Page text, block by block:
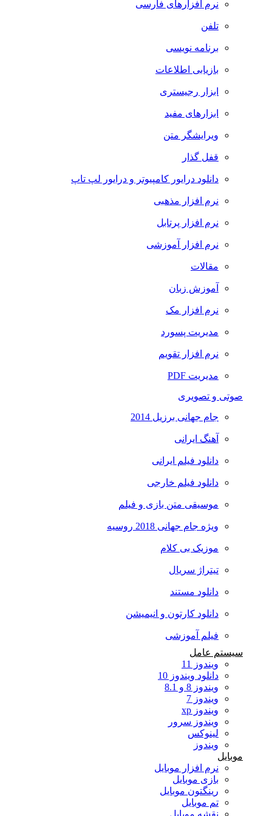
نرم افزارهای فارسی
تلفن
برنامه نویسی
بازیابی اطلاعات
ابزار رجیستری
ابزارهای مفید
ویرایشگر متن
قفل گذار
دانلود درایور کامپیوتر و درایور لپ تاپ
نرم افزار مذهبی
نرم افزار پرتابل
نرم افزار آموزشی
مقالات
آموزش زبان
نرم افزار مک
مدیریت پسورد
نرم افزار تقویم
مدیریت PDF
صوتی و تصویری
جام جهانی برزیل 2014
آهنگ ایرانی
دانلود فیلم ایرانی
دانلود فیلم خارجی
موسیقی متن بازی و فیلم
ویژه جام جهانی 2018 روسیه
موزیک بی کلام
تیتراژ سریال
دانلود مستند
دانلود کارتون و انیمیشن
فیلم آموزشی
سیستم عامل
ویندوز 11
دانلود ویندوز 10
ویندوز 8 و 8.1
ویندوز 7
ویندوز xp
ویندوز سرور
لینوکس
ویندوز
نرم افزار موبایل
بازی موبایل
رینگتون موبایل
تم موبایل
نقشه موبایل